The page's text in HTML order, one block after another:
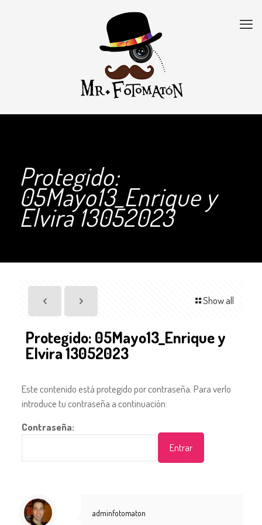
Protegido:
05Mayo13_Enrique y
Elvira 13052023
Show all
Protegido: 05Mayo13_Enrique y
Elvira 13052023
Este contenido está protegido por contraseña. Para verlo
introduce tu contraseña a continuación:
Contraseña:
adminfotomaton